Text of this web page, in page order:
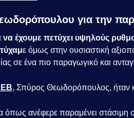
για την
έχουμε πετύχει υψηλούς
ε όμως στην ουσιαστική
σε ένα πιο παραγωγικό και
, Σπύρος Θεωδορόπουλος, ήταν
ανέφερε παραμένει στάσιμη